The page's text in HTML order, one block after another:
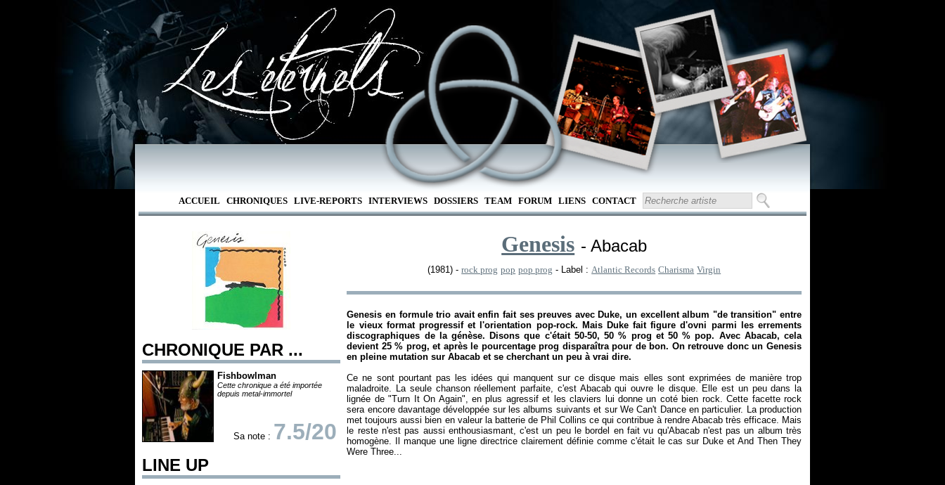
ACCUEIL CHRONIQUES LIVE-REPORTS INTERVIEWS DOSSIERS TEAM FORUM LIENS CONTACT
CHRONIQUE PAR ...
Fishbowlman
Cette chronique a été importée
depuis metal-immortel
Sa note : 7.5/20
LINE UP
Genesis - Abacab
(1981) -rock prog pop pop prog - Label :Atlantic Records Charisma Virgin
Genesis en formule trio avait enfin fait ses preuves avec Duke, un excellent album "de transition" entre
le vieux format progressif et l'orientation pop-rock. Mais Dukefait figure d'ovni parmi les errements
discographiques de la génèse. Disons que c'était 50-50, 50 % prog et 50 % pop. Avec Abacab, cela
devient 25 % prog, et après le pourcentage prog disparaîtra pour de bon. On retrouve donc un Genesis
en pleine mutation surAbacab et se cherchant un peu à vrai dire.
Ce ne sont pourtant pas les idées qui manquent sur ce disque mais elles sont exprimées de manière trop
maladroite. La seule chanson réellement parfaite, c'est Abacabqui ouvre le disque. Elle est un peu dans la
lignée de "Turn It On Again", en plus agressif et les claviers lui donne un coté bien rock. Cette facette rock
sera encore davantage développée sur les albums suivants et sur We Can't Danceen particulier. La production
met toujours aussi bien en valeur la batterie de Phil Collins ce qui contribue à rendre Abacabtrès efficace. Mais
le reste n'est pas aussi enthousiasmant, c'est un peu le bordel en fait vu qu'Abacabn'est pas un album très
homogène. Il manque une ligne directrice clairement définie comme c'était le cas sur Duke etAnd Then They
Were Three...